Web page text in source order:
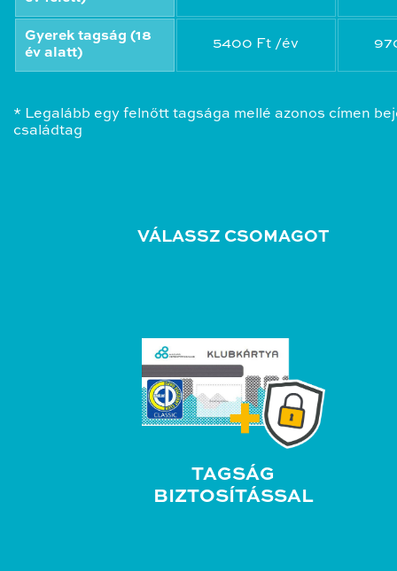
Gyerek tagság (18
év alatt)
5400 Ft /év
* Legalább egy felnőtt tagsága mellé azonos címen
családtag
VÁLASSZ CSOMAGOT
TAGSÁG
BIZTOSÍTÁSSAL